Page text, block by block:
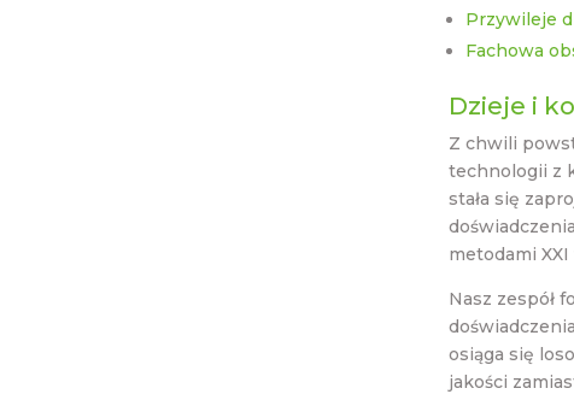
Przywileje
Fachowa
Dzieje i
Z chwili
technologii z
stała się
metodami
Nasz zespół
osiąga się
jakości